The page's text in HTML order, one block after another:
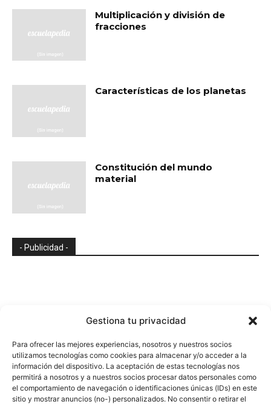
Gestiona tu privacidad
Para ofrecer las mejores experiencias, nosotros y nuestros socios
utilizamos tecnologías como cookies para almacenar y/o acceder a la
información del dispositivo. La aceptación de estas tecnologías nos
permitirá a nosotros y a nuestros socios procesar datos personales como
el comportamiento de navegación o identificaciones únicas (IDs) en este
sitio y mostrar anuncios (no-) personalizados. No consentir o retirar el
Multiplicación y división de
fracciones
Características de los planetas
Constitución del mundo
material
- Publicidad -